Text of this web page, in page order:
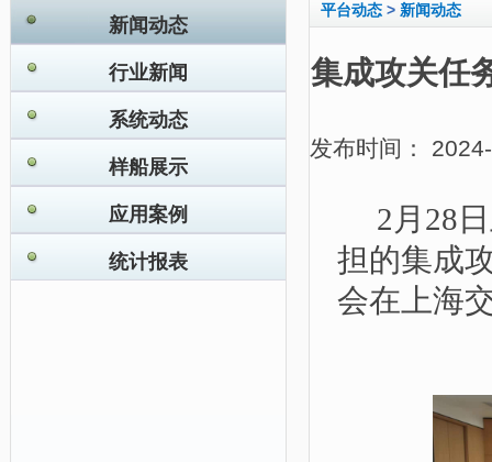
新闻动态
行业新闻
系统动态
样船展示
应用案例
统计报表
平台动态 > 新闻动态
集成攻关任
发布时间：
2月28
担的集成
会在上海